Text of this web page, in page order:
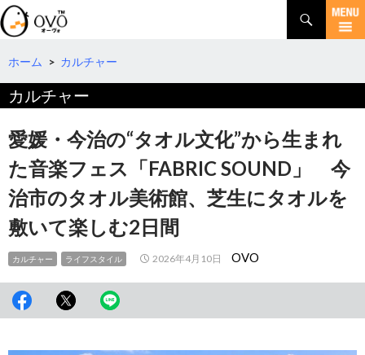
検
索
コ
テ
ツ
へ
移
動
ホーム > カルチャー
カルチャー
愛媛・今治の“タオル文化”から生まれ
た音楽フェス「FABRIC SOUND」 今
治市のタオル美術館、芝生にタオルを
敷いて楽しむ2日間
カルチャー ライフスタイル 2026年4月10日 OVO